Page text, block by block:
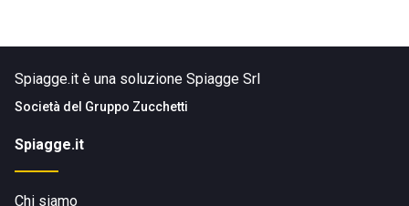
Spiagge.it è una soluzione Spiagge Srl
Società del Gruppo Zucchetti
Spiagge.it
Chi siamo